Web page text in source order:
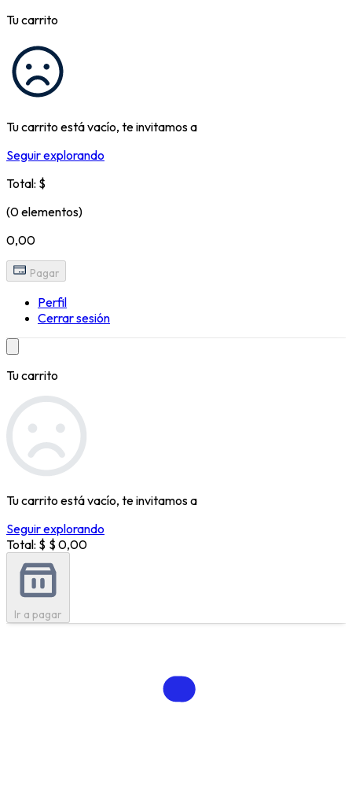
Tu carrito
Tu carrito está vacío, te invitamos a
Seguir explorando
Total: $
(0 elementos)
0,00
Pagar
Perfil
Cerrar sesión
Tu carrito
Tu carrito está vacío, te invitamos a
Seguir explorando
Total: $ $ 0,00
Ir a pagar